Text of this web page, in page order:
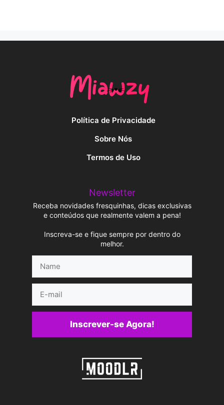
Política de Privacidade
Sobre Nós
Termos de Uso
Newsletter
Receba novidades fresquinhas, dicas exclusivas
e conteúdos que realmente valem a pena!
Inscreva-se e fique sempre por dentro do
melhor.
mail
Inscrever-se Agora!